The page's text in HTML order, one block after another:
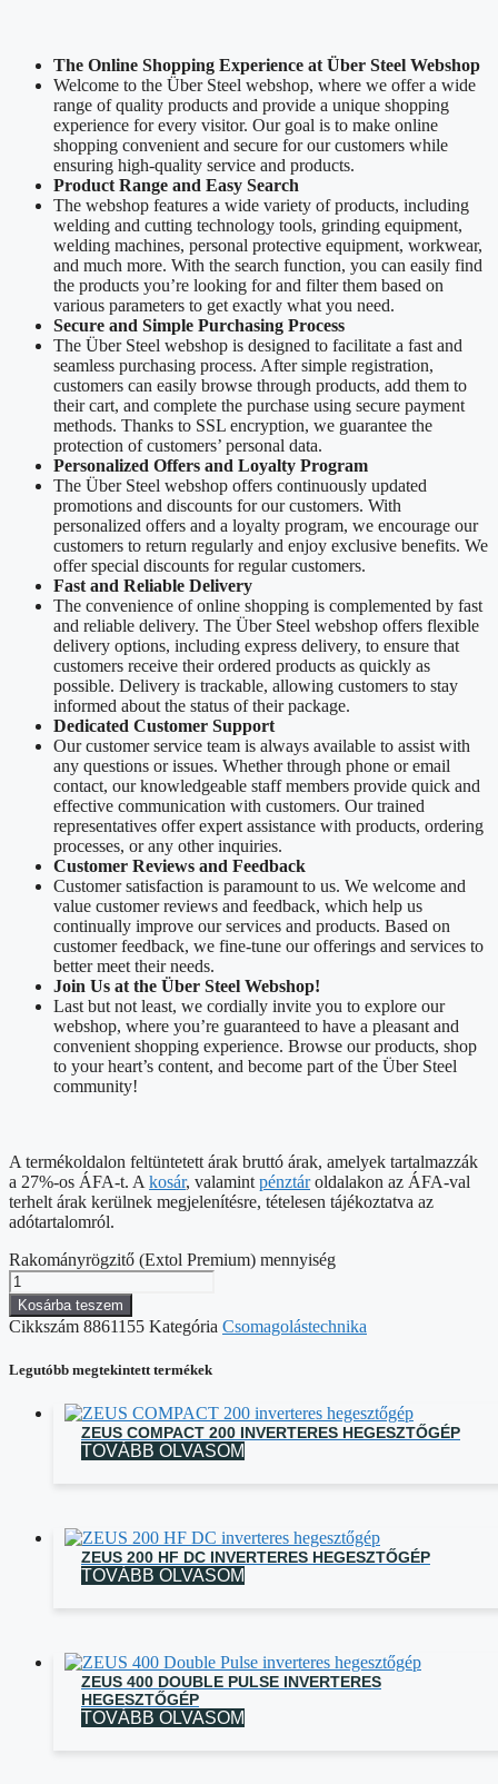
The Online Shopping Experience at Über Steel Webshop
Welcome to the Über Steel webshop, where we offer a wide
range of quality products and provide a unique shopping
experience for every visitor. Our goal is to make online
shopping convenient and secure for our customers while
ensuring high-quality service and products.
Product Range and Easy Search
The webshop features a wide variety of products, including
welding and cutting technology tools, grinding equipment,
welding machines, personal protective equipment, workwear,
and much more. With the search function, you can easily find
the products you’re looking for and filter them based on
various parameters to get exactly what you need.
Secure and Simple Purchasing Process
The Über Steel webshop is designed to facilitate a fast and
seamless purchasing process. After simple registration,
customers can easily browse through products, add them to
their cart, and complete the purchase using secure payment
methods. Thanks to SSL encryption, we guarantee the
protection of customers’ personal data.
Personalized Offers and Loyalty Program
The Über Steel webshop offers continuously updated
promotions and discounts for our customers. With
personalized offers and a loyalty program, we encourage our
customers to return regularly and enjoy exclusive benefits. We
offer special discounts for regular customers.
Fast and Reliable Delivery
The convenience of online shopping is complemented by fast
and reliable delivery. The Über Steel webshop offers flexible
delivery options, including express delivery, to ensure that
customers receive their ordered products as quickly as
possible. Delivery is trackable, allowing customers to stay
informed about the status of their package.
Dedicated Customer Support
Our customer service team is always available to assist with
any questions or issues. Whether through phone or email
contact, our knowledgeable staff members provide quick and
effective communication with customers. Our trained
representatives offer expert assistance with products, ordering
processes, or any other inquiries.
Customer Reviews and Feedback
Customer satisfaction is paramount to us. We welcome and
value customer reviews and feedback, which help us
continually improve our services and products. Based on
customer feedback, we fine-tune our offerings and services to
better meet their needs.
Join Us at the Über Steel Webshop!
Last but not least, we cordially invite you to explore our
webshop, where you’re guaranteed to have a pleasant and
convenient shopping experience. Browse our products, shop
to your heart’s content, and become part of the Über Steel
community!
A termékoldalon feltüntetett árak bruttó árak, amelyek tartalmazzák
a 27%-os ÁFA-t. A kosár, valamint pénztároldalakon az ÁFA-val
terhelt árak kerülnek megjelenítésre, tételesen tájékoztatva az
adótartalomról.
Rakományrögzitő (Extol Premium) mennyiség
Kosárba teszem
Cikkszám 8861155 Kategória Csomagolástechnika
Legutóbb megtekintett termékek
ZEUS COMPACT 200 INVERTERES HEGESZTŐGÉP
TOVÁBB OLVASOM
ZEUS 200 HF DC INVERTERES HEGESZTŐGÉP
TOVÁBB OLVASOM
ZEUS 400 DOUBLE PULSE INVERTERES
HEGESZTŐGÉP
TOVÁBB OLVASOM